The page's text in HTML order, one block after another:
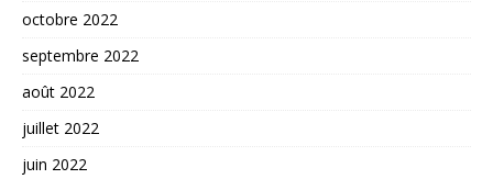
octobre 2022
septembre 2022
août 2022
juillet 2022
juin 2022